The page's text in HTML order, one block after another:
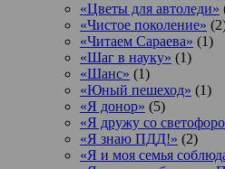
«Цветы для автоледи»
«Чистое поколение»
«Читаем Сараева» (1)
«Шаг в науку» (1)
«Шанс» (1)
«Юный пешеход» (1)
«Я донор» (5)
«Я дружу со
«Я знаю ПДД!» (2)
«Я и моя семья